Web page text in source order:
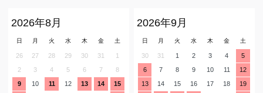
2026年8月
日 月 火 水 木 金 土
26 27 28 29 30 31
1
2
3 4 5 6 7
8
9
10 11 12 13 14
15
2026年9月
日 月 火 水 木 金 土
30 31 1 2 3 4
5
6
7 8 9 10 11
12
13
14 15 16 17 18
19